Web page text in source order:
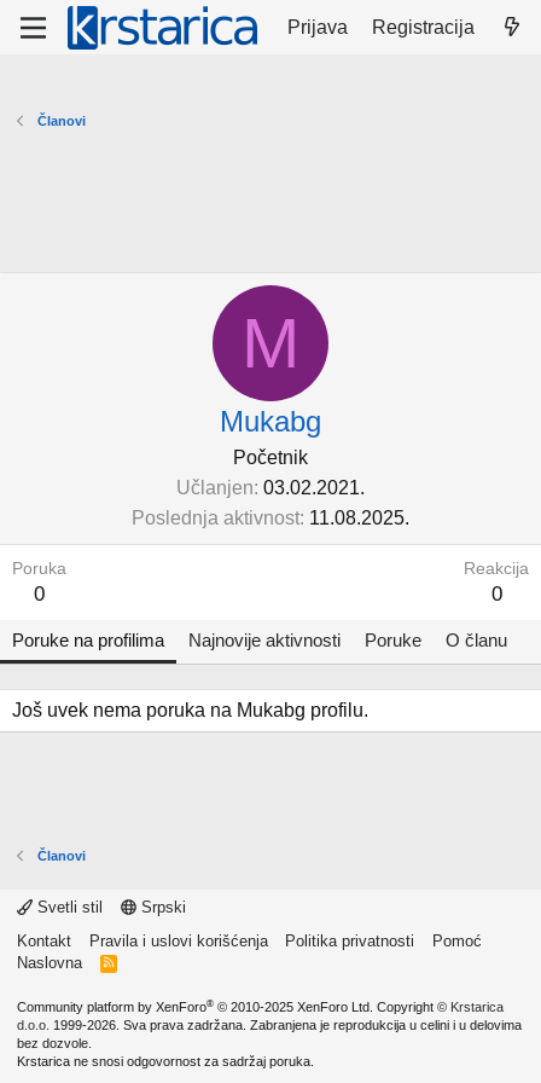
Prijava Registracija
Članovi
M
Mukabg
Početnik
Učlanjen 03.02.2021.
Poslednja aktivnost 11.08.2025.
Poruka
0
Reakcija
0
Poruke na profilima Najnovije aktivnosti Poruke O članu
Još uvek nema poruka na Mukabg profilu.
Članovi
Svetli stil
Srpski
Kontakt
Pravila i uslovi korišćenja Politika privatnosti
Pomoć
Naslovna
R
Community platform by XenForo® © 2010-2025 XenForo Ltd. Copyright © Krstarica
d.o.o. 1999-2026. Sva prava zadržana. Zabranjena je reprodukcija u celini i u delovima
bez dozvole.
Krstarica ne snosi odgovornost za sadržaj poruka.